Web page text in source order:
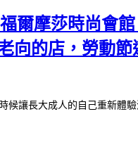
爾摩莎時尚會
向的店，勞動節
讓長大成人的自己重新體